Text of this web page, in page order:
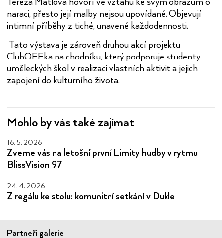
naraci, přesto její malby nejsou upovídané. Objevují
intimní příběhy z tiché, unavené každodennosti.
Tato výstava je zároveň druhou akcí projektu
ClubOFFka na chodníku, který podporuje studenty
uměleckých škol v realizaci vlastních aktivit a jejich
zapojení do kulturního života.
Mohlo by vás také zajímat
16. 5. 2026
Zveme vás na letošní první Limity hudby v rytmu
BlissVision 97
24. 4. 2026
Z regálu ke stolu: komunitní setkání v Dukle
Partneři galerie